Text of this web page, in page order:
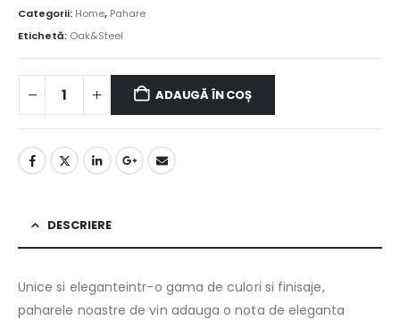
Categorii: Home, Pahare
Etichetă: Oak&Steel
ADAUGĂ ÎN COȘ
DESCRIERE
Unice si eleganteintr-o gama de culori si finisaje,
paharele noastre de vin adauga o nota de eleganta